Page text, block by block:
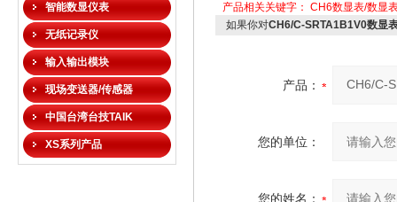
智能数显仪表
无纸记录仪
输入输出模块
现场变送器/传感器
中国台湾台技TAIK
XS系列产品
产品相关关键字： CH6数显表/数显
如果你对CH6/C-SRTA1B1V0数显
产品：
您的单位：
您的姓名：